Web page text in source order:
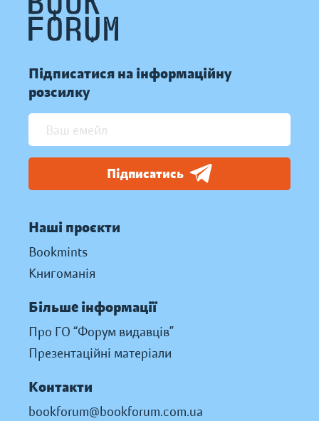
Підписатися на інформаційну
розсилку
Підписатись
Наші проєкти
Bookmints
Книгоманія
Більше інформації
Про ГО “Форум видавців”
Презентаційні матеріали
Контакти
bookforum@bookforum.com.ua